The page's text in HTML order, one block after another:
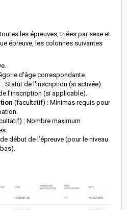
les épreuves, triées par sexe et
épreuve, les colonnes suivantes
d'âge correspondante.
Statut de l'inscription (si activée).
l'inscription (si applicable).
(facultatif) : Minimas requis pour
: Nombre maximum
début de l’épreuve (pour le niveau